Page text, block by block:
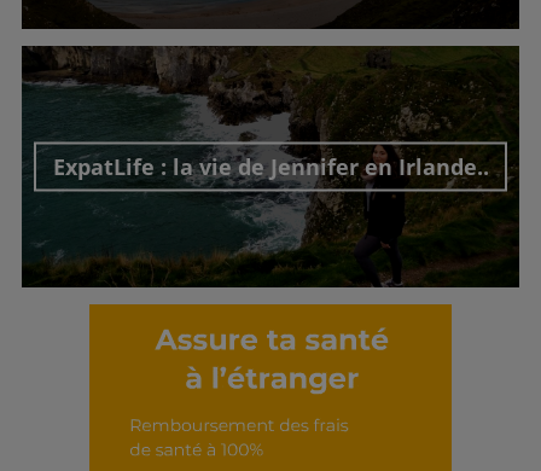
Découvrir cet interview
ExpatLife : la vie de Jennifer en Irlande..
Découvrir cet interview